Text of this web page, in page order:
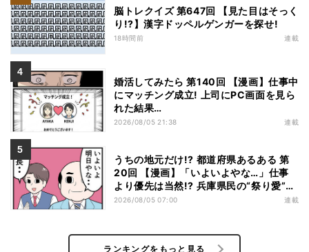
脳トレクイズ 第647回 【見た目はそっく
り!?】漢字ドッペルゲンガーを探せ!
18時間前 連載
婚活してみたら 第140回 【漫画】仕事中
にマッチング成立! 上司にPC画面を見ら
れた結果…
2026/08/05 21:38 連載
うちの地元だけ!? 都道府県あるある 第
20回 【漫画】「いよいよやな…」仕事
より優先は当然!? 兵庫県民の“祭り愛”が
熱すぎた
2026/08/05 07:00 連載
ランキングをもっと見る